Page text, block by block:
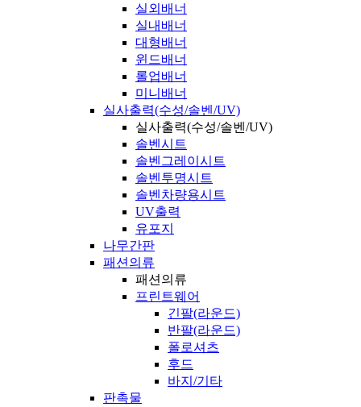
실외배너
실내배너
대형배너
윈드배너
롤업배너
미니배너
실사출력(수성/솔벤/UV)
실사출력(수성/솔벤/UV)
솔벤시트
솔벤그레이시트
솔벤투명시트
솔벤차량용시트
UV출력
유포지
나무간판
패션의류
패션의류
프린트웨어
긴팔(라운드)
반팔(라운드)
폴로셔츠
후드
바지/기타
판촉물